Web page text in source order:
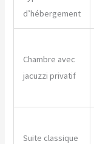
d’hébergement
Chambre avec
jacuzzi privatif
Suite classique